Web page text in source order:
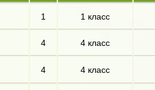
1 1 класс
4 4 класс
4 4 класс